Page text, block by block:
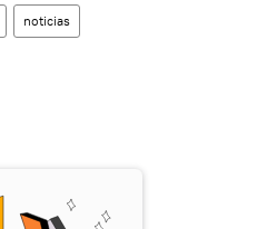
noticias